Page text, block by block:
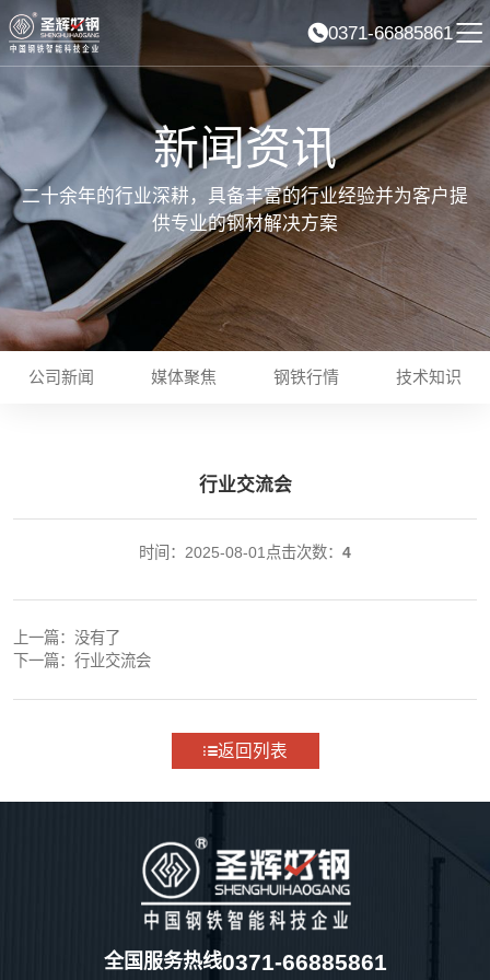
0371-66885861
新闻资讯
二十余年的行业深耕，具备丰富的行业经验并为客户提
供专业的钢材解决方案
公司新闻 媒体聚焦 钢铁行情 技术知识
行业交流会
时间：2025-08-01 点击次数： 4
上一篇：没有了
下一篇： 行业交流会
返回列表
全国服务热线0371-66885861